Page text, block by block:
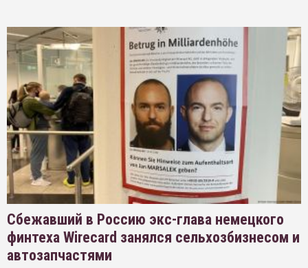
Сбежавший в Россию экс-глава немецкого
финтеха Wirecard занялся сельхозбизнесом и
автозапчастями